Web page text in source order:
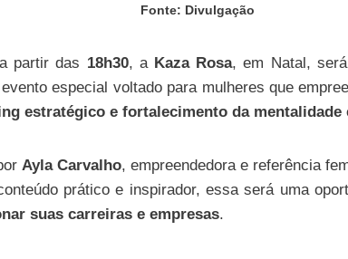
Fonte: Divulgação
partir das 18h30, a Kaza Rosa, em Natal,
especial voltado para mulheres que
estratégico e fortalecimento da mentalidade
Ayla Carvalho, empreendedora e referência
prático e inspirador, essa será uma
suas carreiras e empresas.